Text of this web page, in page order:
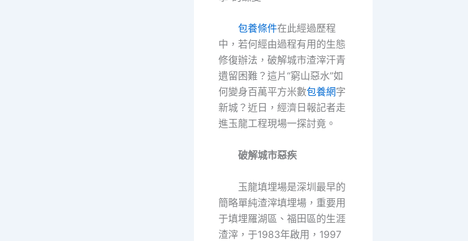
包養條件在此經過歷程
中，若何經由過程有用的生態
修復辦法，破解城市渣滓汗青
遺留困難？這片“窮山惡水”如
何變身百萬平方米數包養網字
新城？近日，經濟日報記者走
進玉龍工程現場一探討竟。
破解城市惡疾
玉龍填埋場是深圳最早的
簡略單純渣滓填埋場，重要用
于填埋羅湖區、福田區的生涯
渣滓，于1983年啟用，1997